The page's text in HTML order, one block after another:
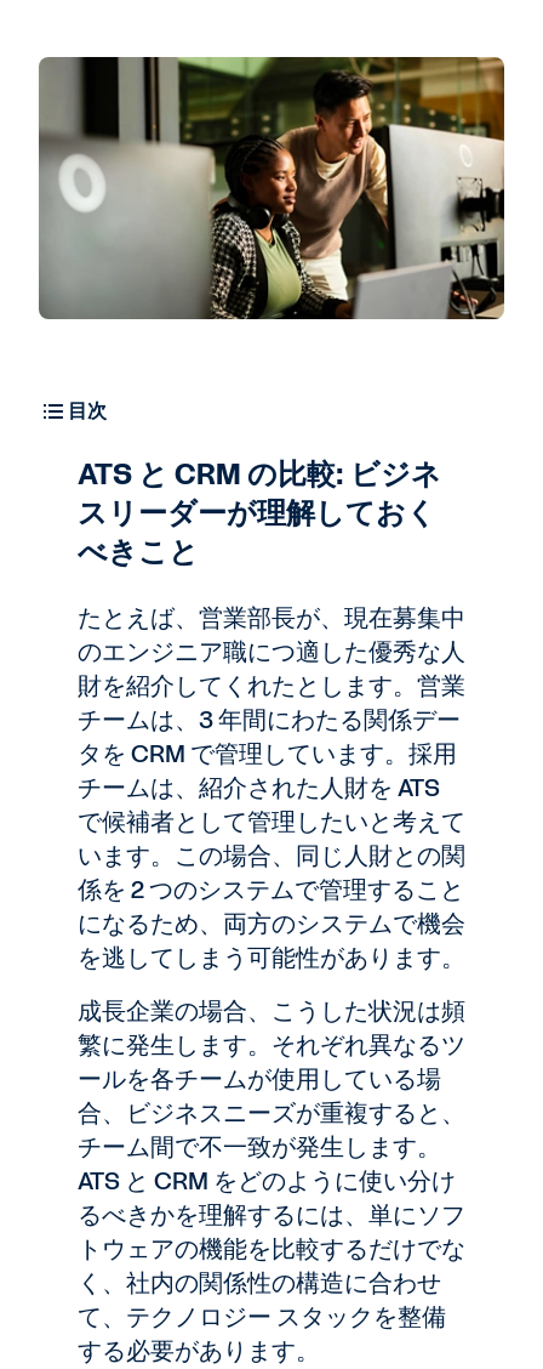
目次
ATS と CRM の比較: ビジネ
スリーダーが理解しておく
べきこと
たとえば、営業部長が、現在募集中
のエンジニア職につ適した優秀な人
財を紹介してくれたとします。営業
チームは、3 年間にわたる関係デー
タを CRM で管理しています。採用
チームは、紹介された人財を ATS
で候補者として管理したいと考えて
います。この場合、同じ人財との関
係を 2 つのシステムで管理すること
になるため、両方のシステムで機会
を逃してしまう可能性があります。
成長企業の場合、こうした状況は頻
繁に発生します。それぞれ異なるツ
ールを各チームが使用している場
合、ビジネスニーズが重複すると、
チーム間で不一致が発生します。
ATS と CRM をどのように使い分け
るべきかを理解するには、単にソフ
トウェアの機能を比較するだけでな
く、社内の関係性の構造に合わせ
て、テクノロジー スタックを整備
する必要があります。